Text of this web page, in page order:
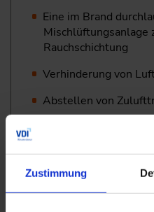
Zustimmung
Eine im Brand
Mischlüftungsanlage
Rauchschichtung
Verhinderung von
Abstellen von
Projektierungsregeln und
Entrauchungsmanagement